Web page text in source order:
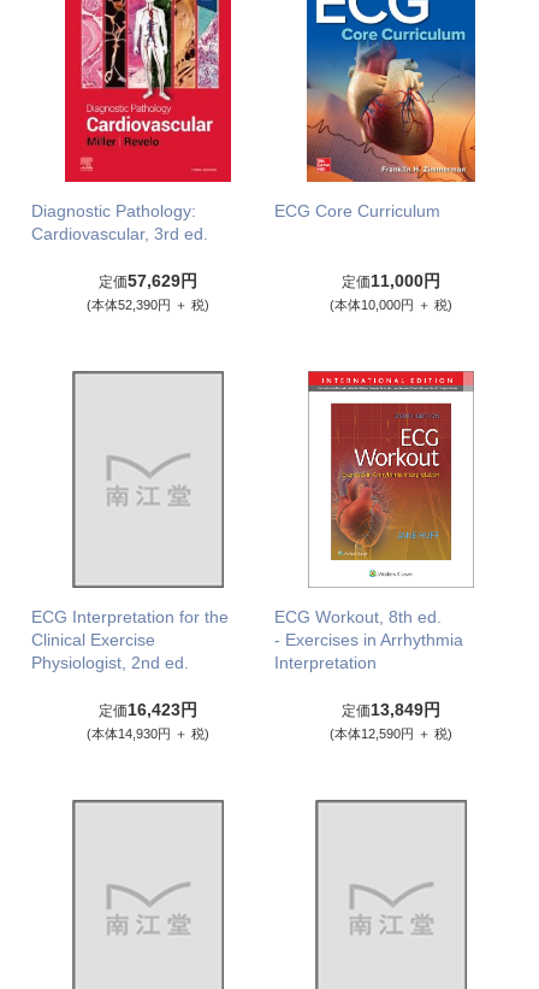
Diagnostic Pathology:
Cardiovascular, 3rd ed.
定価57,629円
(本体52,390円 ＋ 税)
ECG Core Curriculum
定価11,000円
(本体10,000円 ＋ 税)
ECG Interpretation for the
Clinical Exercise
Physiologist, 2nd ed.
定価16,423円
(本体14,930円 ＋ 税)
ECG Workout, 8th ed.
- Exercises in Arrhythmia
Interpretation
定価13,849円
(本体12,590円 ＋ 税)